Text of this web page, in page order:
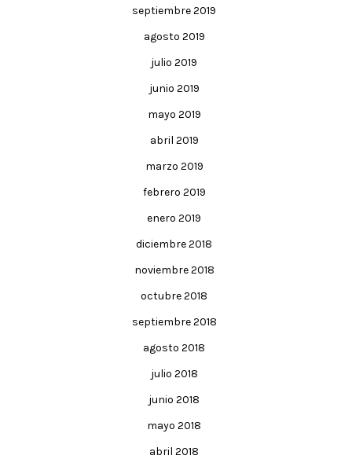
septiembre 2019
agosto 2019
julio 2019
junio 2019
mayo 2019
abril 2019
marzo 2019
febrero 2019
enero 2019
diciembre 2018
noviembre 2018
octubre 2018
septiembre 2018
agosto 2018
julio 2018
junio 2018
mayo 2018
abril 2018